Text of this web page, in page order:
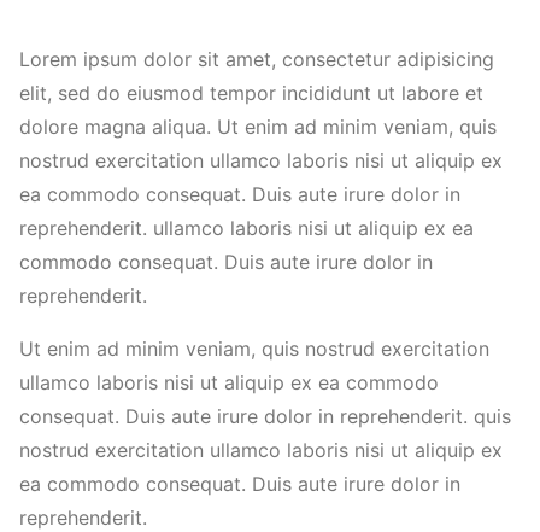
Lorem ipsum dolor sit amet, consectetur adipisicing
elit, sed do eiusmod tempor incididunt ut labore et
dolore magna aliqua. Ut enim ad minim veniam, quis
nostrud exercitation ullamco laboris nisi ut aliquip ex
ea commodo consequat. Duis aute irure dolor in
reprehenderit. ullamco laboris nisi ut aliquip ex ea
commodo consequat. Duis aute irure dolor in
reprehenderit.
Ut enim ad minim veniam, quis nostrud exercitation
ullamco laboris nisi ut aliquip ex ea commodo
consequat. Duis aute irure dolor in reprehenderit. quis
nostrud exercitation ullamco laboris nisi ut aliquip ex
ea commodo consequat. Duis aute irure dolor in
reprehenderit.